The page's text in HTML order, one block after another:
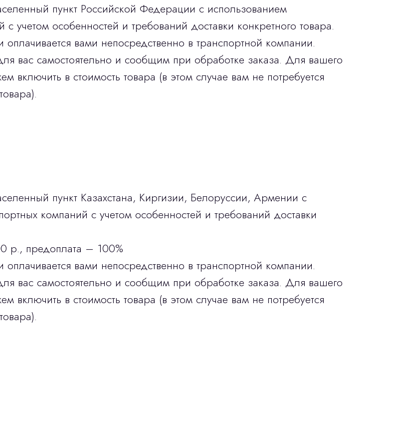
пункт Российской Федерации с использованием
учетом особенностей и требований доставки конкретного товара.
вами непосредственно в транспортной компании.
вас самостоятельно и сообщим при обработке заказа. Для вашего
включить в стоимость товара (в этом случае вам не потребуется
пункт Казахстана, Киргизии, Белоруссии, Армении с
компаний с учетом особенностей и требований доставки
р., предоплата – 100%
вами непосредственно в транспортной компании.
вас самостоятельно и сообщим при обработке заказа. Для вашего
включить в стоимость товара (в этом случае вам не потребуется